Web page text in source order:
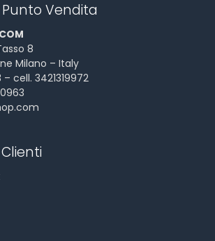
Vendita
COM
8
Milano – Italy
cell. 3421319972